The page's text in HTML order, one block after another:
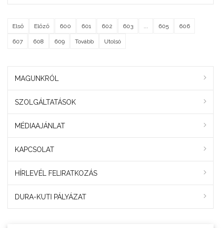
Első Előző 600 601 602 603 605 606
607 608 609 Tovább Utolsó
MAGUNKRÓL
SZOLGÁLTATÁSOK
MÉDIAAJÁNLAT
KAPCSOLAT
HÍRLEVÉL FELIRATKOZÁS
DURA-KUTI PÁLYÁZAT